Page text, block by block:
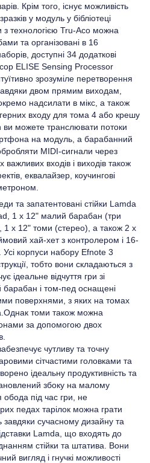
Крім того, існує можливість
у модуль у бібліотеці
з технологією Tru-Aco можна
та організовані в 16
доступні 34 додаткові
ELISE Sensing Processor
зрозуміле перетворення
двом прямим виходам,
надсилати в мікс, а також
входу для тома 4 або крешу
ви можете транслювати потоки
на модуль, а барабанний
MIDI-сигнали через
входів і виходів також
еквалайзер, коучингові
та запатентовані стійки Lamda
1 x 12" малий барабан (три
x 12" томи (стерео), а також 2 x
хай-хет з контролером і 16-
корпуси набору Efnote 3
тобто вони складаються з
ідеальне відчуття гри зі
і том-пед оснащені
поверхнями, з яких на томах
томи також можна
за допомогою двох
чутливу та точну
сітчастими головками та
ідеальну продуктивність та
збоку на малому
під час гри, не
педах тарілок можна грати
сучасному дизайну та
Lamda, що входять до
стійки та штатива. Вони
вигляд і гнучкі можливості